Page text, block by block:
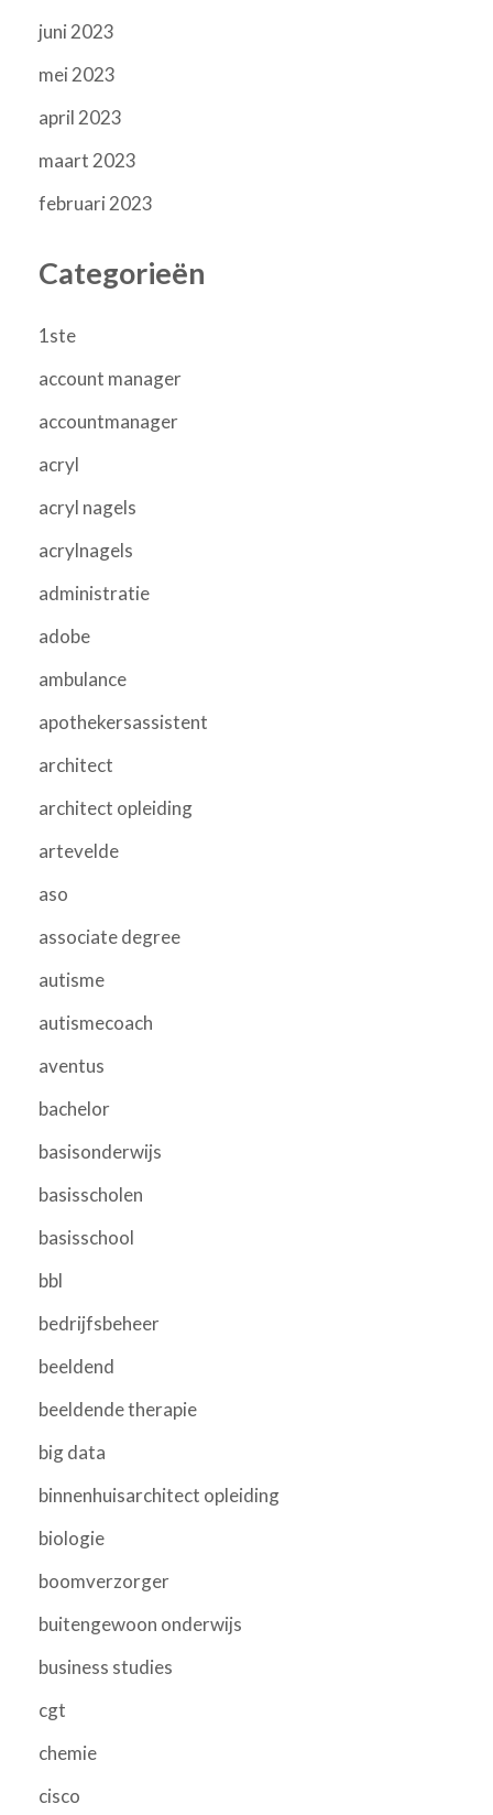
juni 2023
mei 2023
april 2023
maart 2023
februari 2023
Categorieën
1ste
account manager
accountmanager
acryl
acryl nagels
acrylnagels
administratie
adobe
ambulance
apothekersassistent
architect
architect opleiding
artevelde
aso
associate degree
autisme
autismecoach
aventus
bachelor
basisonderwijs
basisscholen
basisschool
bbl
bedrijfsbeheer
beeldend
beeldende therapie
big data
binnenhuisarchitect opleiding
biologie
boomverzorger
buitengewoon onderwijs
business studies
cgt
chemie
cisco